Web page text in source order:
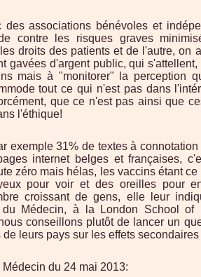
associations bénévoles et
contre les risques graves
droits des patients et de l'autre, on
gavées d'argent public, qui
mais à "monitorer" la perception
tout ce qui n'est pas dans
que ce n'est pas ainsi que
l'éthique!
exemple 31% de textes à
internet belges et françaises,
zéro mais hélas, les vaccins étant
pour voir et des oreilles pour
croissant de gens, elle leur
Médecin, à la London School of
conseillons plutôt de lancer un
leurs pays sur les effets
du 24 mai 2013: